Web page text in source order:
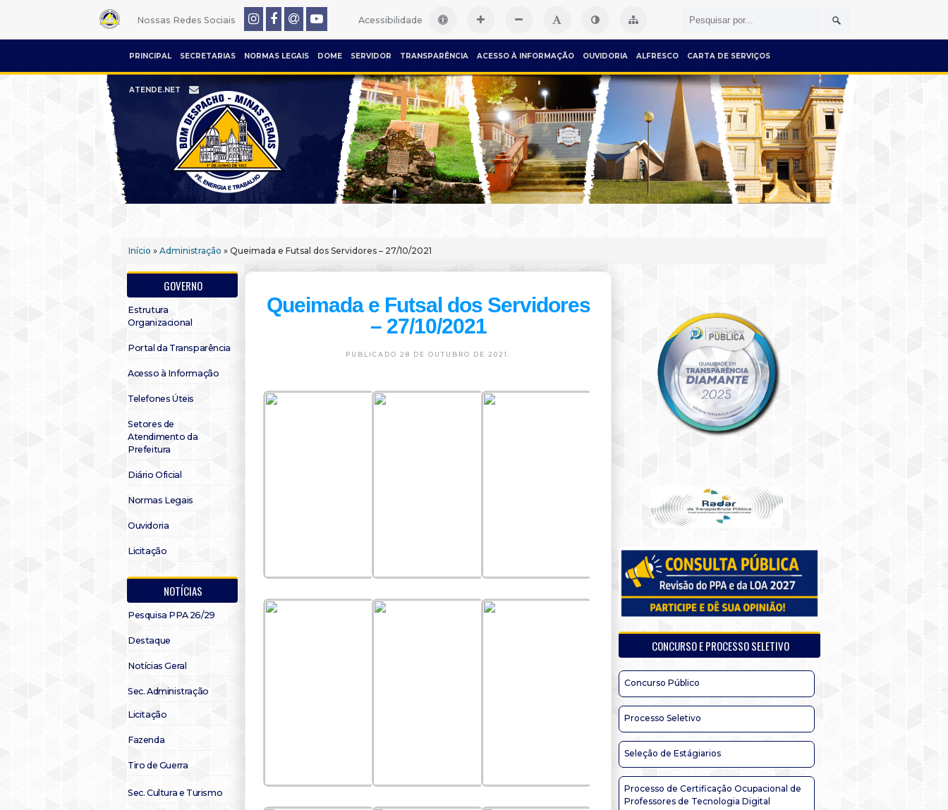
Nossas Redes Sociais Acessibilidade
PRINCIPAL SECRETARIAS NORMAS LEGAIS DOME SERVIDOR TRANSPARÊNCIA ACESSO À INFORMAÇÃO OUVIDORIA ALFRESCO CARTA DE SERVIÇOS
ATENDE.NET
Início » Administração » Queimada e Futsal dos Servidores – 27/10/2021
GOVERNO
Estrutura
Organizacional
Portal da Transparência
Acesso à Informação
Telefones Úteis
Setores de
Atendimento da
Prefeitura
Diário Oficial
Normas Legais
Ouvidoria
Licitação
NOTÍCIAS
Pesquisa PPA 26/29
Destaque
Notícias Geral
Sec. Administração
Licitação
Fazenda
Tiro de Guerra
Sec. Cultura e Turismo
Queimada e Futsal dos Servidores
– 27/10/2021
PUBLICADO 28 DE OUTUBRO DE 2021.
CONCURSO E PROCESSO SELETIVO
Concurso Público
Processo Seletivo
Seleção de Estágiarios
Processo de Certificação Ocupacional de
Professores de Tecnologia Digital